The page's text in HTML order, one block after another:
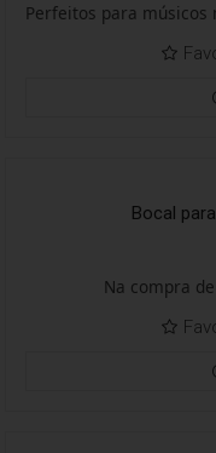
Perfeitos para músicos
Bocal
Na compra